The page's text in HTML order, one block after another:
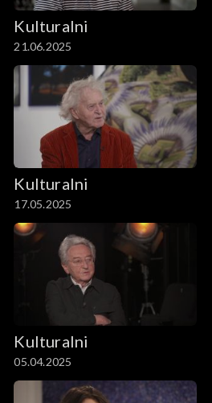
Kulturalni
21.06.2025
Kulturalni
17.05.2025
Kulturalni
05.04.2025